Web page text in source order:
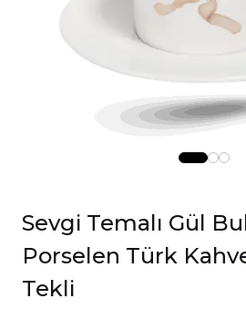
Sevgi Temalı Gül
Porselen Türk
Tekli